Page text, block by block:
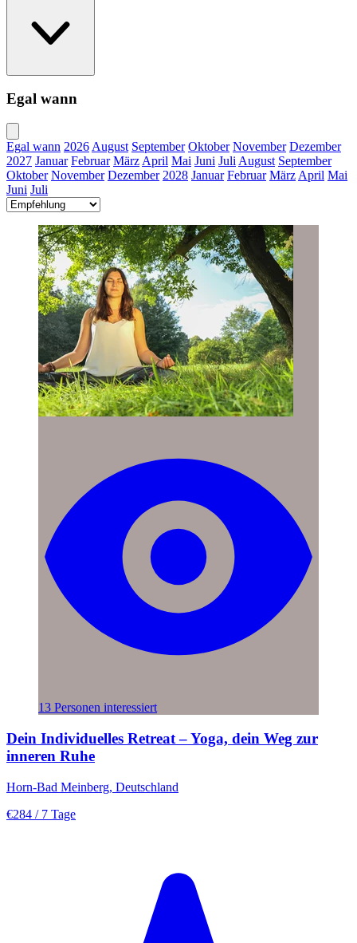
Egal wann
Egal wann 2026 August September Oktober November Dezember
2027 Januar Februar März April Mai Juni Juli August September
Oktober November Dezember 2028 Januar Februar März April Mai
Juni Juli
13 Personen interessiert
Dein Individuelles Retreat – Yoga, dein Weg zur
inneren Ruhe
Horn-Bad Meinberg, Deutschland
€284 / 7 Tage